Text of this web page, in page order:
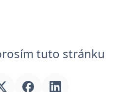
tuto stránku